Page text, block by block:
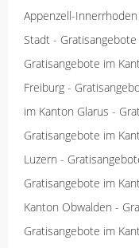
Appenzell-Innerrhoden
Stadt -
Gratisangebote im
Freiburg -
im Kanton Glarus -
Gratisangebote im
Luzern -
Gratisangebote im
Kanton Obwalden -
Gratisangebote im